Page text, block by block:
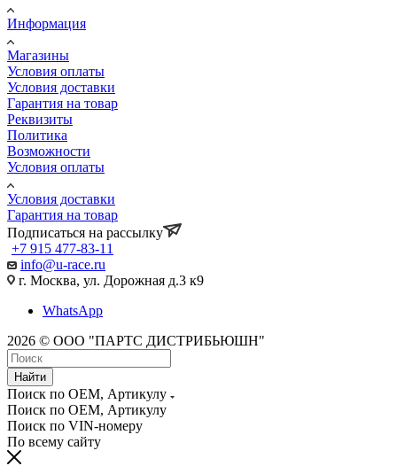
Информация
Магазины
Условия оплаты
Условия доставки
Гарантия на товар
Реквизиты
Политика
Возможности
Условия оплаты
Условия доставки
Гарантия на товар
Подписаться на рассылку
+7 915 477-83-11
info@u-race.ru
г. Москва, ул. Дорожная д.3 к9
WhatsApp
2026 © ООО "ПАРТС ДИСТРИБЬЮШН"
Найти
Поиск по OEM, Артикулу
Поиск по OEM, Артикулу
Поиск по VIN-номеру
По всему сайту